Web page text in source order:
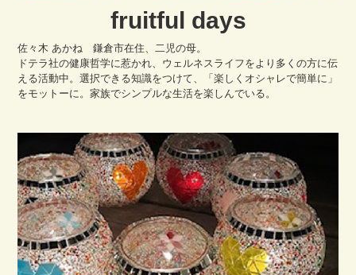
fruitful days
佐々木 あかね 鎌倉市在住、二児の母。
ドテラ社の健康哲学に惹かれ、ウェルネスライフをより多くの方に伝
える活動中。選択できる知識をつけて、「楽しくオシャレで簡単に」
をモットーに。家族でシンプルな生活を楽しんでいる。